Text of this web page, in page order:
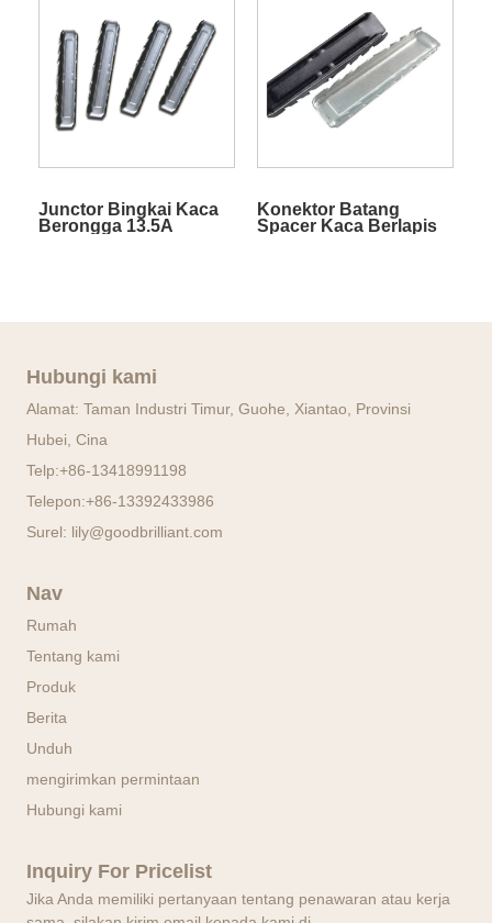
Junctor Bingkai Kaca
Berongga 13.5A
Konektor Batang
Spacer Kaca Berlapis
Hubungi kami
Alamat: Taman Industri Timur, Guohe, Xiantao, Provinsi
Hubei, Cina
Telp:+86-13418991198
Telepon:+86-13392433986
Surel: lily@goodbrilliant.com
Nav
Rumah
Tentang kami
Produk
Berita
Unduh
mengirimkan permintaan
Hubungi kami
Inquiry For Pricelist
Jika Anda memiliki pertanyaan tentang penawaran atau kerja